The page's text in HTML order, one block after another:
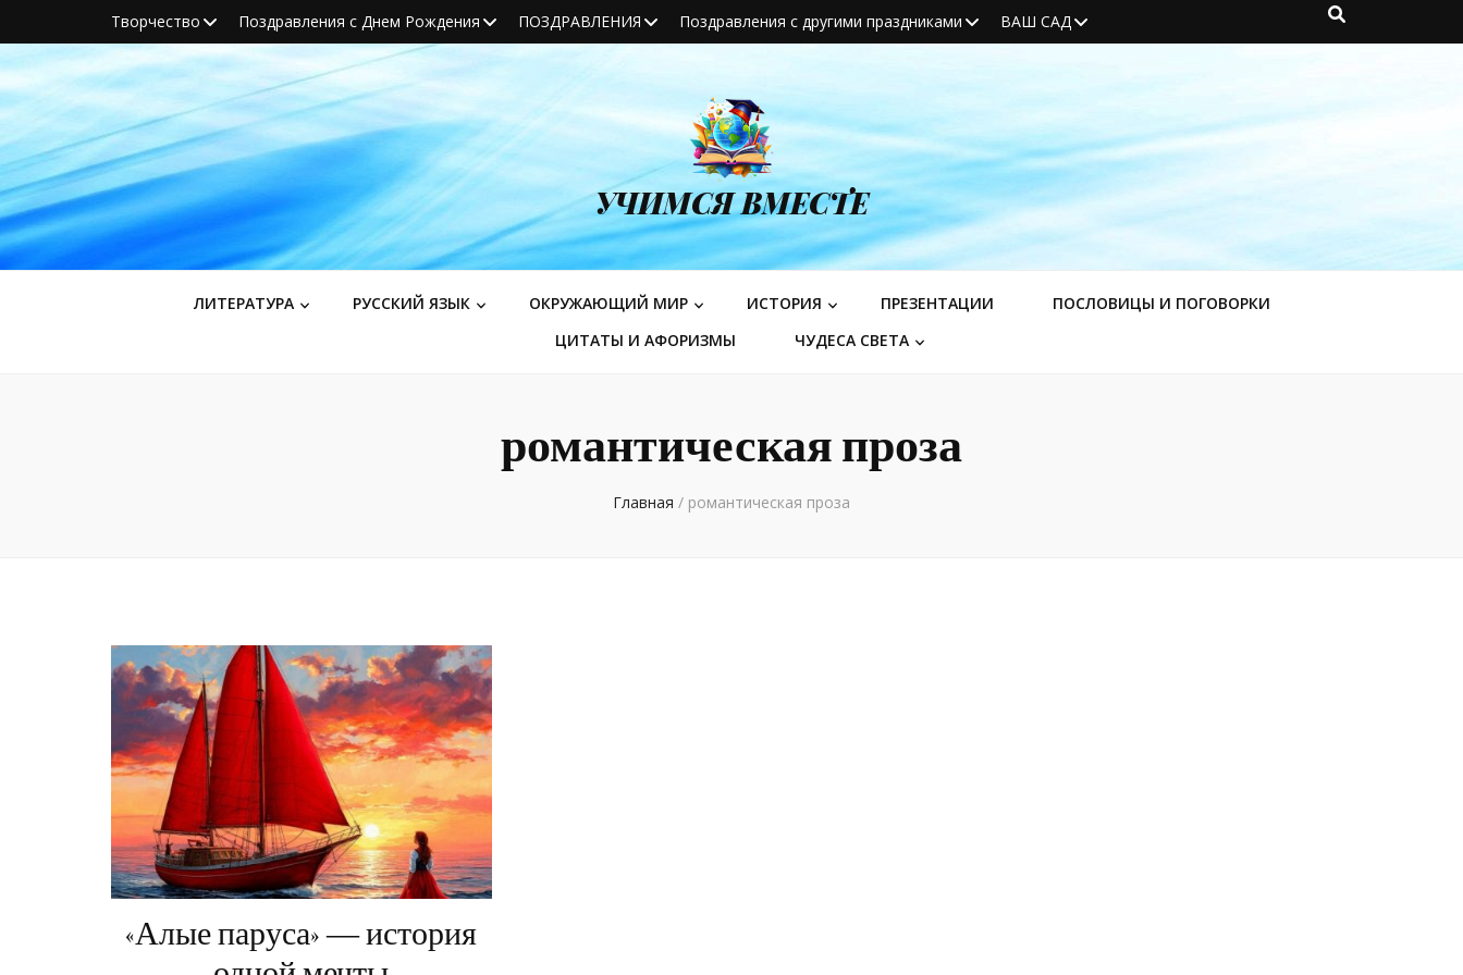
Творчество Поздравления с Днем Рождения ПОЗДРАВЛЕНИЯ Поздравления с другими праздниками ВАШ САД
УЧИМСЯ ВМЕСТЕ
ЛИТЕРАТУРА РУССКИЙ ЯЗЫК ОКРУЖАЮЩИЙ МИР ИСТОРИЯ ПРЕЗЕНТАЦИИ
ПОСЛОВИЦЫ И ПОГОВОРКИ
ЦИТАТЫ И АФОРИЗМЫ
ЧУДЕСА СВЕТА
романтическая проза
Главная / романтическая проза
«Алые паруса» — история